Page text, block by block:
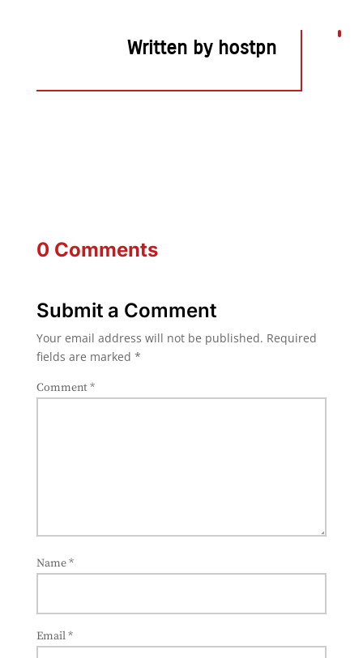
Written by hostpn
0 Comments
Submit a Comment
Your email address will not be published. Required
fields are marked *
Comment*
Name*
Email*